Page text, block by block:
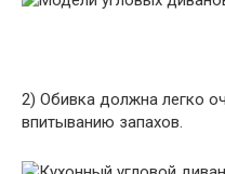
2) Обивка должна легко
впитыванию запахов.